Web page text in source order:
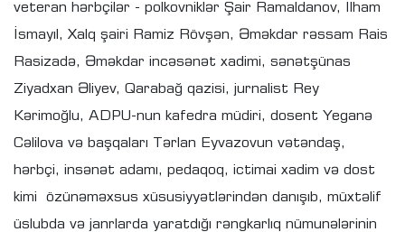
veteran hərbçilər - polkovniklər Şair Ramaldanov, İlham
İsmayıl, Xalq şairi Ramiz Rövşən, Əməkdar rəssam Rais
Rasizadə, Əməkdar incəsənət xadimi, sənətşünas
Ziyadxan Əliyev, Qarabağ qazisi, jurnalist Rey
Kərimoğlu, ADPU-nun kafedra müdiri, dosent Yeganə
Cəlilova və başqaları Tərlan Eyvazovun vətəndaş,
hərbçi, insənət adamı, pedaqoq, ictimai xadim və dost
kimi özünəməxsus xüsusiyyətlərindən danışıb, müxtəlif
üslubda və janrlarda yaratdığı rəngkarlıq nümunələrinin